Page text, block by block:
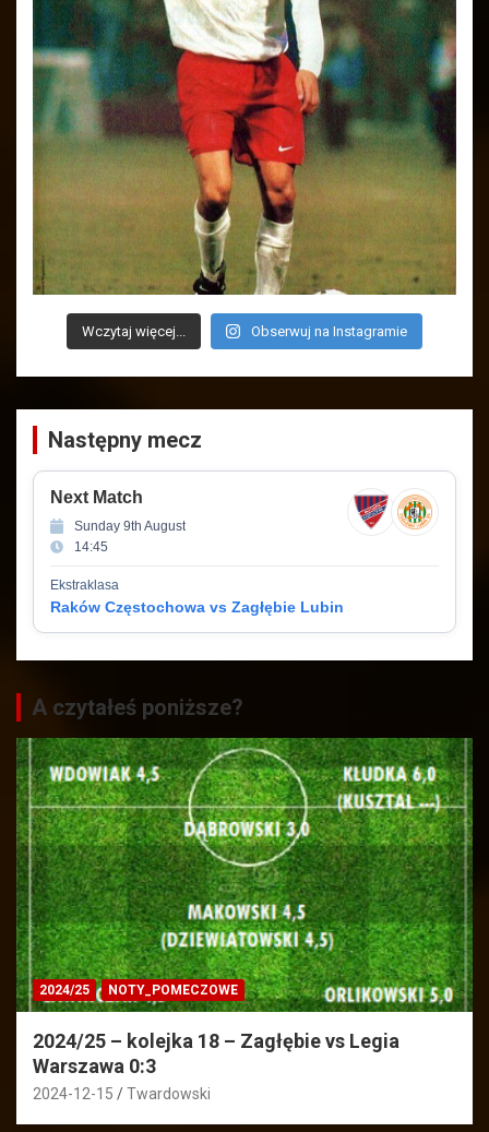
Wczytaj więcej... Obserwuj na Instagramie
Następny mecz
Next Match
Sunday 9th August
14:45
Ekstraklasa
Raków Częstochowa vs Zagłębie Lubin
A czytałeś poniższe?
2024/25 NOTY_POMECZOWE
2024/25 – kolejka 18 – Zagłębie vs Legia
Warszawa 0:3
2024-12-15 Twardowski